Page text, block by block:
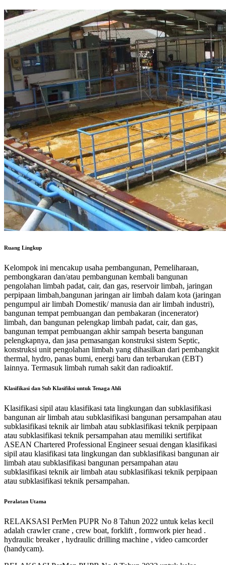
Ruang Lingkup
Kelompok ini mencakup usaha pembangunan, Pemeliharaan,
pembongkaran dan/atau pembangunan kembali bangunan
pengolahan limbah padat, cair, dan gas, reservoir limbah, jaringan
perpipaan limbah,bangunan jaringan air limbah dalam kota (jaringan
pengumpul air limbah Domestik/ manusia dan air limbah industri),
bangunan tempat pembuangan dan pembakaran (incenerator)
limbah, dan bangunan pelengkap limbah padat, cair, dan gas,
bangunan tempat pembuangan akhir sampah beserta bangunan
pelengkapnya, dan jasa pemasangan konstruksi sistem Septic,
konstruksi unit pengolahan limbah yang dihasilkan dari pembangkit
thermal, hydro, panas bumi, energi baru dan terbarukan (EBT)
lainnya. Termasuk limbah rumah sakit dan radioaktif.
Klasifikasi dan Sub Klasifiksi untuk Tenaga Ahli
Klasifikasi sipil atau klasifikasi tata lingkungan dan subklasifikasi
bangunan air limbah atau subklasifikasi bangunan persampahan atau
subklasifikasi teknik air limbah atau subklasifikasi teknik perpipaan
atau subklasifikasi teknik persampahan atau memiliki sertifikat
ASEAN Chartered Professional Engineer sesuai dengan klasifikasi
sipil atau klasifikasi tata lingkungan dan subklasifikasi bangunan air
limbah atau subklasifikasi bangunan persampahan atau
subklasifikasi teknik air limbah atau subklasifikasi teknik perpipaan
atau subklasifikasi teknik persampahan.
Peralatan Utama
RELAKSASI PerMen PUPR No 8 Tahun 2022 untuk kelas kecil
adalah crawler crane , crew boat, forklift , formwork pier head .
hydraulic breaker , hydraulic drilling machine , video camcorder
(handycam).